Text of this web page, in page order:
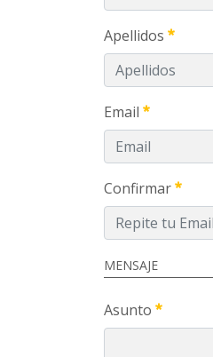
Apellidos
Email
Confirmar
MENSAJE
Asunto